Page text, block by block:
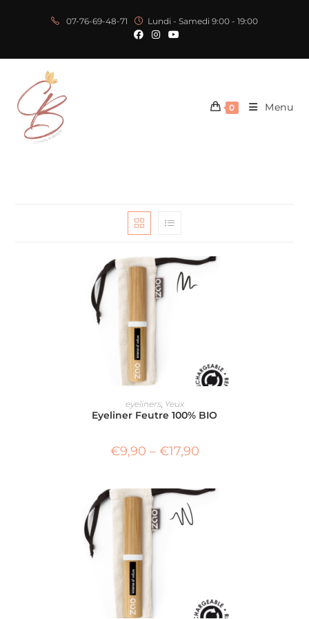
07-76-69-48-71 Lundi - Samedi 9:00 - 19:00
0 Menu
CHOIX DES OPTIONS
eyeliners, Yeux
Eyeliner Feutre 100% BIO
€9,90 – €17,90